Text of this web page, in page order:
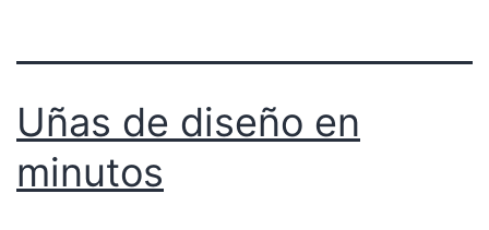
Uñas de diseño en
minutos